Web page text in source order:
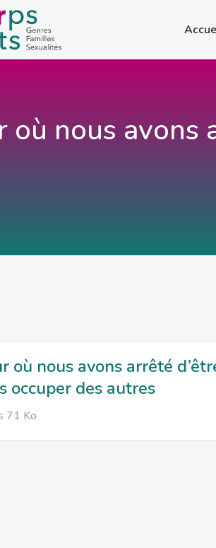
où nous avons
où nous avons arrêté
occuper des autres
71 Ko